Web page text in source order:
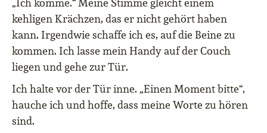
kehligen Krächzen, das er nicht gehört haben
kann. Irgendwie schaffe ich es, auf die Beine zu
kommen. Ich lasse mein Handy auf der Couch
liegen und gehe zur Tür.
Ich halte vor der Tür inne. „Einen Moment bitte“,
hauche ich und hoffe, dass meine Worte zu hören
sind.